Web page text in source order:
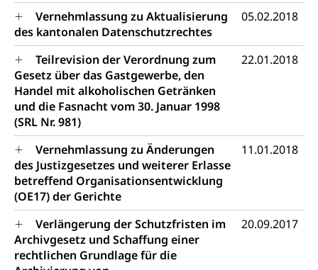
Vernehmlassung zu Aktualisierung
des kantonalen Datenschutzrechtes
05.02.2018
Teilrevision der Verordnung zum
Gesetz über das Gastgewerbe, den
Handel mit alkoholischen Getränken
und die Fasnacht vom 30. Januar 1998
(SRL Nr. 981)
22.01.2018
Vernehmlassung zu Änderungen
des Justizgesetzes und weiterer Erlasse
betreffend Organisationsentwicklung
(OE17) der Gerichte
11.01.2018
Verlängerung der Schutzfristen im
Archivgesetz und Schaffung einer
rechtlichen Grundlage für die
20.09.2017
Grundbucheintrag, Grundbuchamt,
Grundeigentum, Grundstück
Grundbuch
Grundbuchplan mit Eigentümerabfrage
(Geoportal)
Luft und Klima
Luftreinhaltung, Luftverschmutzung, Klimaschutz,
Klimaveränderung, Treibhauseffekt
Atmosphäre, Luft, Klima (Geoportal)
Klima
Raumplanung
Raumplan, Nutzungsplan
Raumdatenpool
Richtplanung Kanton Luzern (ARE)
Raum und Wirtschaft rawi